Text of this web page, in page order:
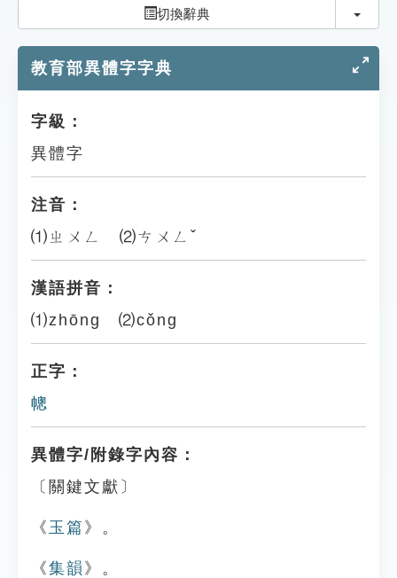
教學應用
貓頭鷹博士
切換辭典 切換
教育部異體字字典
字級：
異體字
注音：
⑴ㄓㄨㄥ ⑵ㄘㄨㄥˇ
漢語拼音：
⑴zhōng ⑵cǒng
正字：
幒
異體字/附錄字內容：
〔關鍵文獻〕
《 玉篇 》。
《集韻 》。